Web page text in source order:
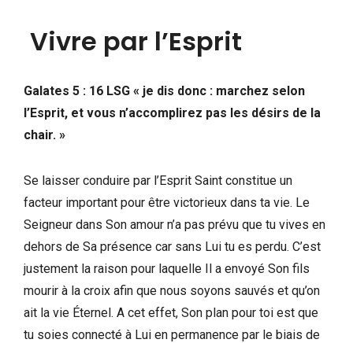
Vivre par l’Esprit
Galates 5 : 16 LSG « je dis donc : marchez selon
l’Esprit, et vous n’accomplirez pas les désirs de la
chair. »
Se laisser conduire par l’Esprit Saint constitue un
facteur important pour être victorieux dans ta vie. Le
Seigneur dans Son amour n’a pas prévu que tu vives en
dehors de Sa présence car sans Lui tu es perdu. C’est
justement la raison pour laquelle Il a envoyé Son fils
mourir à la croix afin que nous soyons sauvés et qu’on
ait la vie Éternel. A cet effet, Son plan pour toi est que
tu soies connecté à Lui en permanence par le biais de